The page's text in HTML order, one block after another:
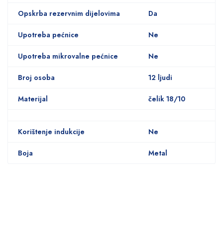
Opskrba rezervnim dijelovima Da
Upotreba pećnice Ne
Upotreba mikrovalne pećnice Ne
Broj osoba 12 ljudi
Materijal čelik 18/10
Korištenje indukcije Ne
Boja Metal